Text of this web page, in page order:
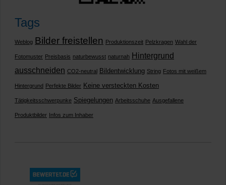
Tags
Weblog Bilder freistellen Produktionszeit Pelzkragen Wahl der
Fotomuster Preisbasis naturbewusst naturnah Hintergrund
ausschneiden CO2-neutral Bildentwicklung String Fotos mit weißem
Hintergrund Perfekte Bilder Keine versteckten Kosten
Tätigkeitsschwerpunke Spiegelungen Arbeitsschuhe Ausgefallene
Produktbilder Infos zum Inhaber